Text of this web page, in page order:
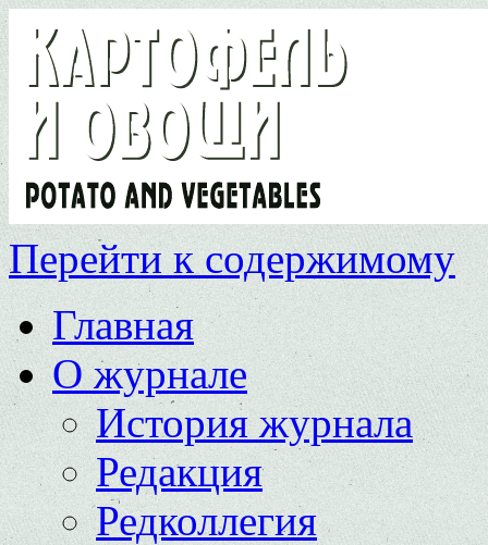
Перейти к содержимому
Главная
О журнале
История журнала
Редакция
Редколлегия